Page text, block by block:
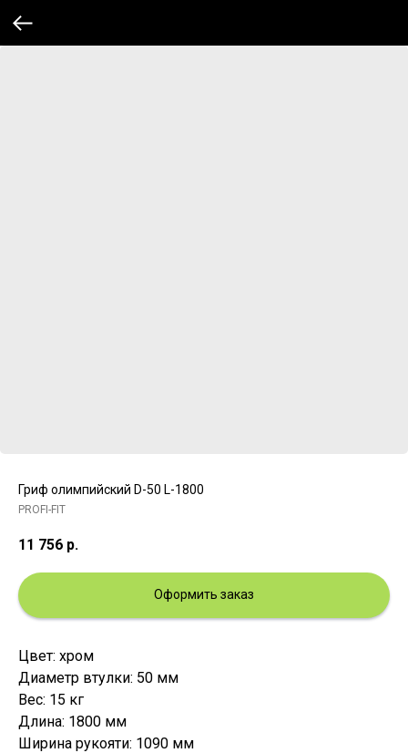
Гриф олимпийский D-50 L-1800
PROFI-FIT
11 756 р.
Оформить заказ
Цвет: хром
Диаметр втулки: 50 мм
Вес: 15 кг
Длина: 1800 мм
Ширина рукояти: 1090 мм